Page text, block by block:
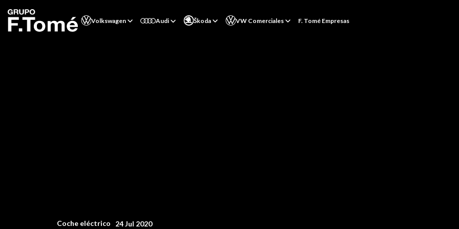
Volkswagen Audi Škoda VW Comerciales F. Tomé Empresas
Coche eléctrico 24 Jul 2020